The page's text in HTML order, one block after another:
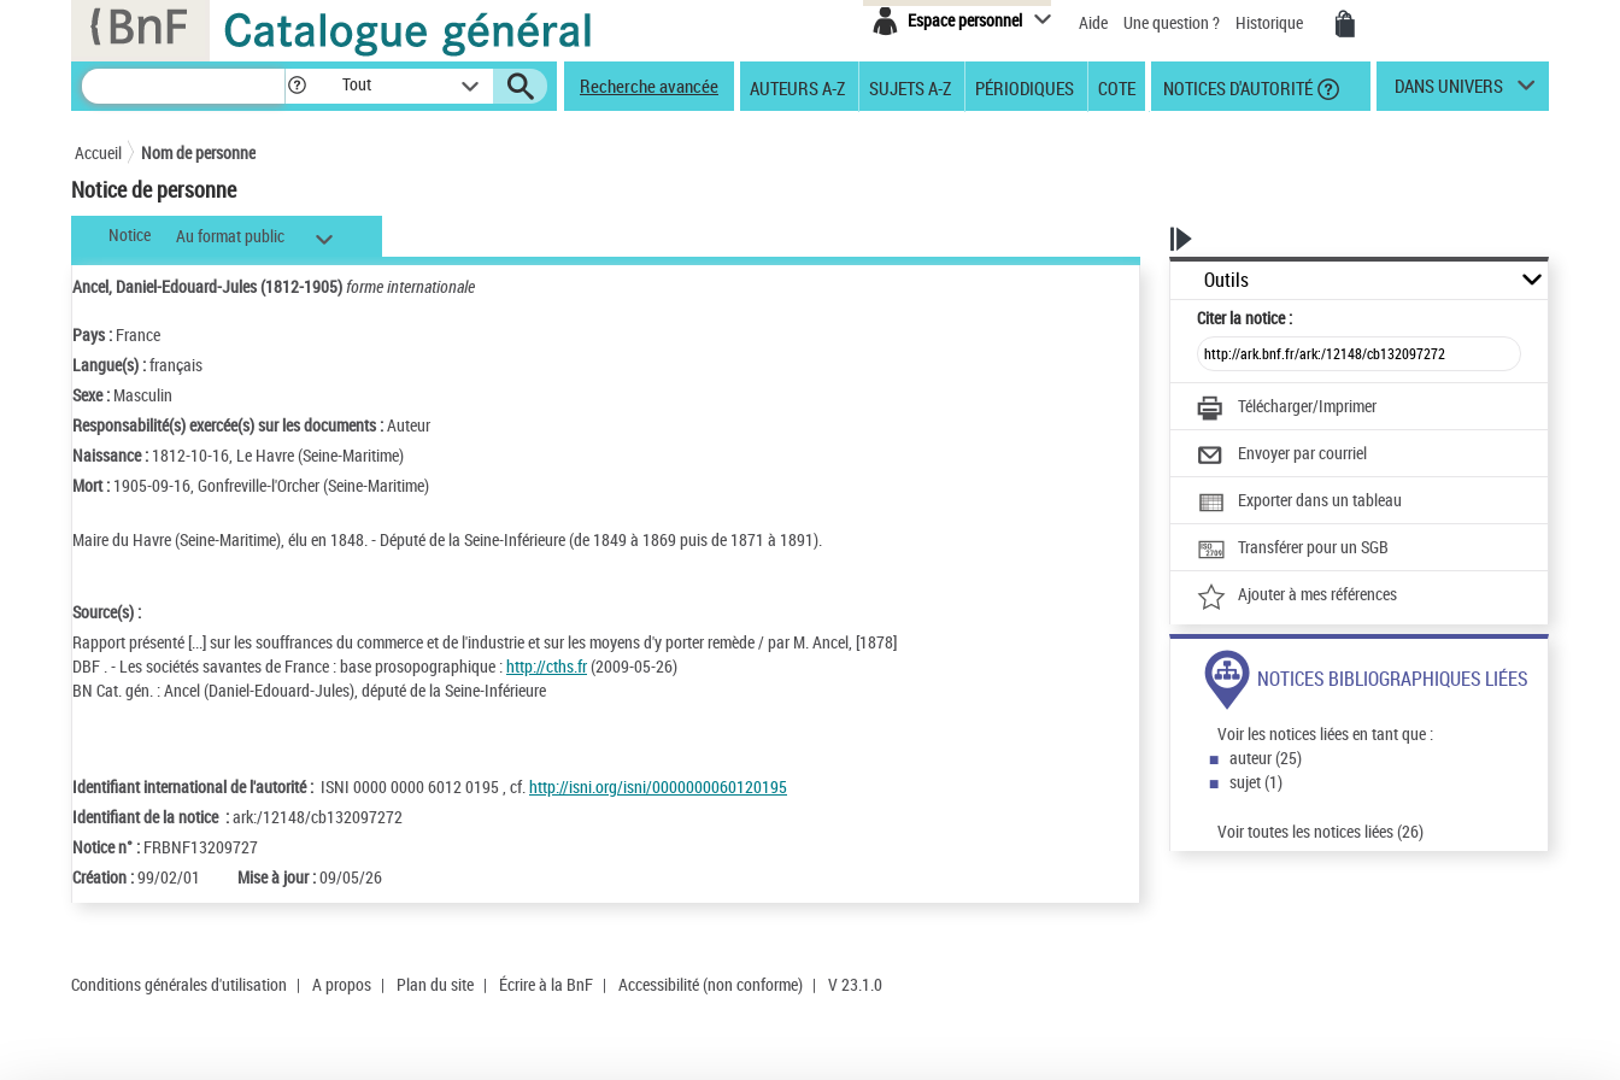
Espace personnel Aide Une question ? Historique
Tout Recherche avancée AUTEURS A-Z SUJETS A-Z PÉRIODIQUES COTE NOTICES D'AUTORITÉ DANS UNIVERS
Accueil Nom de personne
Notice de personne
Notice Au format public
Ancel, Daniel-Edouard-Jules (1812-1905)forme internationale
Pays : France
Langue(s) :français
Sexe : Masculin
Responsabilité(s) exercée(s) sur les documents :Auteur
Naissance : 1812-10-16, Le Havre (Seine-Maritime)
Mort : 1905-09-16, Gonfreville-l'Orcher (Seine-Maritime)
Maire du Havre (Seine-Maritime), élu en 1848. - Député de la Seine-Inférieure (de 1849 à 1869 puis de 1871 à 1891).
Source(s) :
Rapport présenté [...] sur les souffrances du commerce et de l'industrie et sur les moyens d'y porter remède / par M. Ancel, [1878]
DBF . - Les sociétés savantes de France : base prosopographique :http://cths.fr(2009-05-26)
BN Cat. gén. : Ancel (Daniel-Edouard-Jules), député de la Seine-Inférieure
Identifiant international de l'autorité : ISNI 0000 0000 6012 0195 , cf.http://isni.org/isni/0000000060120195
Identifiant de la notice :ark:/12148/cb132097272
Notice n° : FRBNF13209727
Création :99/02/01 Mise à jour :09/05/26
Outils
Citerla notice :
Télécharger/Imprimer
Envoyer par courriel
Exporter dans un tableau
Transférer pour un SGB
Ajouter à mes références
NOTICES BIBLIOGRAPHIQUES LIÉES
Voir les notices liées en tant que :
auteur (25)
sujet (1)
Voir toutes les notices liées (26)
Conditions générales d'utilisation | A propos | Plan du site | Écrire à la BnF | Accessibilité (non conforme) | V 23.1.0
Panneau de gestion des cookies